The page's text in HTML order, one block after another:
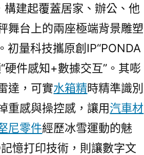
構建起覆蓋居家、辦公、他
舞台上的兩座極端背景雕塑
量科技攜原創IP“PONDA
硬件感知+數據交互”。其嘭
達，可實水箱精時精準識別
重感與操控感，讓用汽車材
尼零件經歷冰雪運動的魅
憶打印技術，則讓數字文